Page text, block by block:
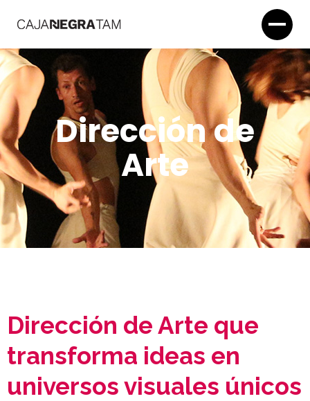
Dirección de
Arte
Dirección de Arte que
transforma ideas en
universos visuales únicos